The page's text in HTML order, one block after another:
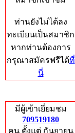
ท่านยังไม่ได้ลง
ทะเบียนเป็นสมาชิก
หากท่านต้องการ
กรุณาสมัครฟรีได้ที่
นี่
มีผู้เข้าเยี่ยมชม
709519180
คน ตั้งแต่ กันยายน